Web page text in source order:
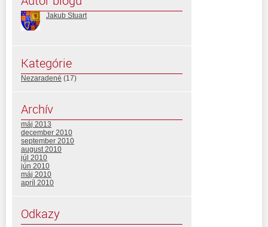
Jakub Stuart
Kategórie
Nezaradené (17)
Archív
máj 2013
december 2010
september 2010
august 2010
júl 2010
jún 2010
máj 2010
apríl 2010
Odkazy